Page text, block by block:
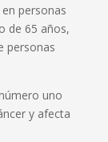
personas
de 65 años,
personas
uno
y afecta